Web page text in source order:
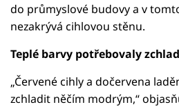
do průmyslové budovy a v
nezakrývá cihlovou stěnu.
Teplé barvy potřebovaly
„Červené cihly a dočervena
zchladit něčím modrým,“